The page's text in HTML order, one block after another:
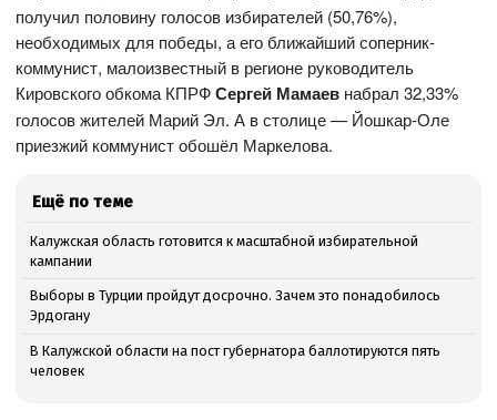
получил половину голосов избирателей (50,76%),
необходимых для победы, а его ближайший соперник-
коммунист, малоизвестный в регионе руководитель
Кировского обкома КПРФСергей Мамаев набрал 32,33%
голосов жителей Марий Эл. А в столице — Йошкар-Оле
приезжий коммунист обошёл Маркелова.
Ещё по теме
Калужская область готовится к масштабной избирательной
кампании
Выборы в Турции пройдут досрочно. Зачем это понадобилось
Эрдогану
В Калужской области на пост губернатора баллотируются пять
человек